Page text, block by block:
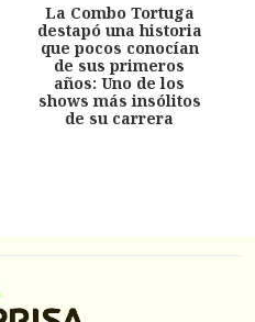
La Combo Tortuga
destapó una historia
que pocos conocían
de sus primeros
años: Uno de los
shows más insólitos
de su carrera